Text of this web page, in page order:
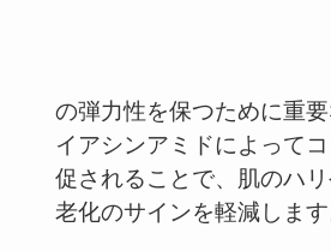
コラーゲ
の弾力性を保つために重
イアシンアミドによって
促されることで、肌のハリ
老化のサインを軽減します